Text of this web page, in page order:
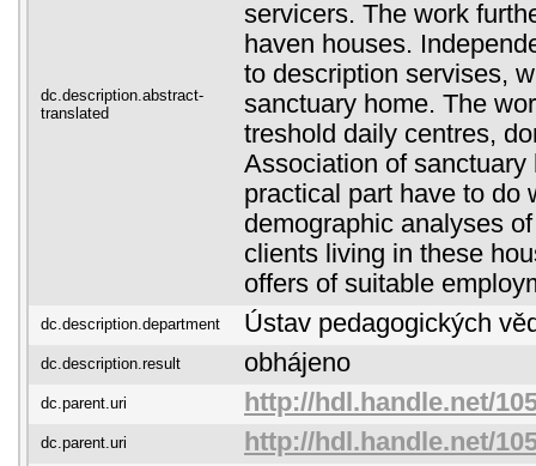
dc.description.abstract-
translated
servicers. The work
haven houses.
to description servises,
sanctuary home. The
treshold daily centres,
Association of
practical part have to do
demographic analyses
clients living in these
offers of suitable
dc.description.department Ústav pedagogických
dc.description.result obhájeno
dc.parent.uri http://hdl.handle.net/
dc.parent.uri http://hdl.handle.net/